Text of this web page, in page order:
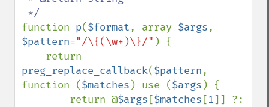
function p($format, array $args
$pattern="/\{(\w+)\}/" ) {
preg_replace_callback($pattern,
function ($matches ) use ($args ) {
        return @
$args [$matches [1